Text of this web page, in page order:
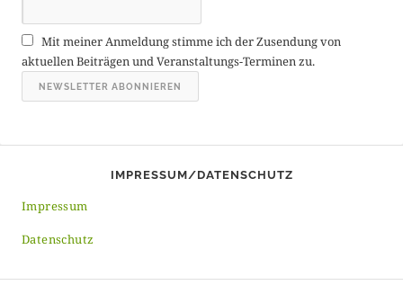
r
c
h
v
Mit meiner Anmeldung stimme ich der Zusendung von
aktuellen Beiträgen und Veranstaltungs-Terminen zu.
IMPRESSUM/DATENSCHUTZ
Impressum
Datenschutz